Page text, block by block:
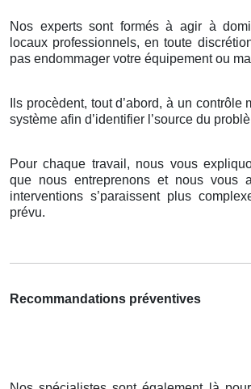
Nos experts sont formés à agir à
locaux professionnels, en toute
pas endommager votre équipement ou
Ils procèdent, tout d’abord, à un contrôle
système afin d’identifier l’source du
Pour chaque travail, nous vous
que nous entreprenons et nous vous
interventions s’paraissent plus
prévu.
Recommandations préventives